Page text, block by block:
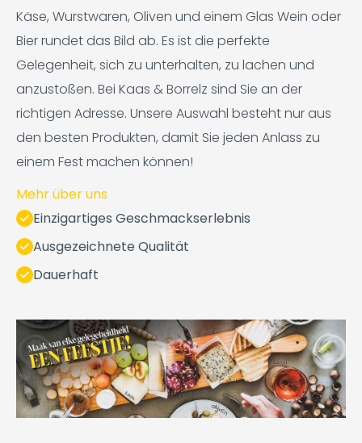
Käse, Wurstwaren, Oliven und einem Glas Wein oder
Bier rundet das Bild ab. Es ist die perfekte
Gelegenheit, sich zu unterhalten, zu lachen und
anzustoßen. Bei Kaas & Borrelz sind Sie an der
richtigen Adresse. Unsere Auswahl besteht nur aus
den besten Produkten, damit Sie jeden Anlass zu
einem Fest machen können!
Mehr über uns
Einzigartiges Geschmackserlebnis
Ausgezeichnete Qualität
Dauerhaft